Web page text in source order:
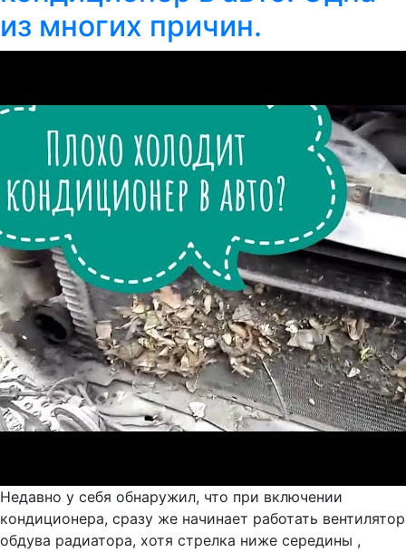
из многих причин.
Недавно у себя обнаружил, что при включении
кондиционера, сразу же начинает работать вентилятор
обдува радиатора, хотя стрелка ниже середины ,